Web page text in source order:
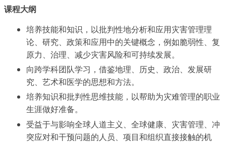
课程大纲
培养技能和知识，以批判性地分析和应用灾害管理理
论、研究、政策和应用中的关键概念，例如脆弱性、复
原力、治理、减少灾害风险和可持续发展。
向跨学科团队学习，借鉴地理、历史、政治、发展研
究、艺术和医学的思想和方法。
培养知识和批判性思维技能，以帮助为灾难管理的职业
生涯做好准备。
受益于与影响全球人道主义、全球健康、灾害管理、冲
突应对和干预问题的人员、项目和组织直接接触的机